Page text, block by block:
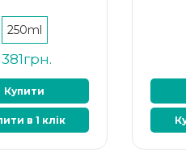
250ml
Купити
в 1 клік